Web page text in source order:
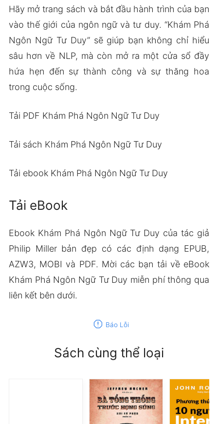
Hãy mở trang sách và bắt đầu hành trình của bạn
vào thế giới của ngôn ngữ và tư duy. “Khám Phá
Ngôn Ngữ Tư Duy” sẽ giúp bạn không chỉ hiểu
sâu hơn về NLP, mà còn mở ra một cửa sổ đầy
hứa hẹn đến sự thành công và sự thăng hoa
trong cuộc sống.
Tải PDF Khám Phá Ngôn Ngữ Tư Duy
Tải sách Khám Phá Ngôn Ngữ Tư Duy
Tải ebook Khám Phá Ngôn Ngữ Tư Duy
Tải eBook
Ebook Khám Phá Ngôn Ngữ Tư Duy của tác giả
Philip Miller bản đẹp có các định dạng EPUB,
AZW3, MOBI và PDF. Mời các bạn tải về eBook
Khám Phá Ngôn Ngữ Tư Duy miễn phí thông qua
liên kết bên dưới.
report Báo Lỗi
Sách cùng thể loại